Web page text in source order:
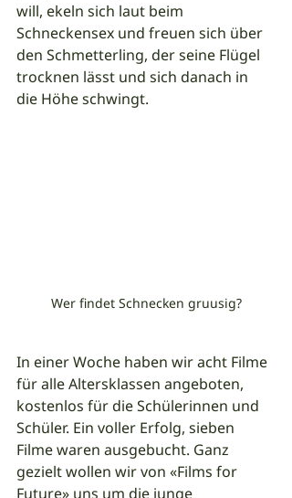
will, ekeln sich laut beim
Schneckensex und freuen sich über
den Schmetterling, der seine Flügel
trocknen lässt und sich danach in
die Höhe schwingt.
Wer findet Schnecken gruusig?
In einer Woche haben wir acht Filme
für alle Altersklassen angeboten,
kostenlos für die Schülerinnen und
Schüler. Ein voller Erfolg, sieben
Filme waren ausgebucht. Ganz
gezielt wollen wir von «Films for
Future» uns um die junge